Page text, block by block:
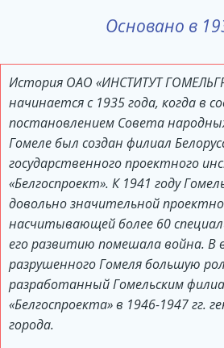
Основано в
История ОАО «ИНСТИТУТ
начинается с 1935 года, когда в
постановлением Совета
Гомеле был создан филиал
государственного проектного
«Белгоспроект». К 1941 году
довольно значительной
насчитывающей более 60
его развитию помешала война. В
разрушенного Гомеля большую
разработанный Гомельским
«Белгоспроекта» в 1946-1947 гг.
города.